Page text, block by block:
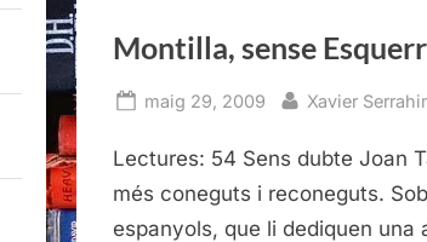
Montilla, sense
Posted
maig 29, 2009 By
Xavier
Lectures: 54 Sens dubte Joan
més coneguts i reconeguts.
espanyols, que li dediquen